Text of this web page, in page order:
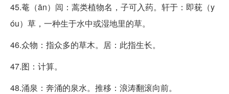
45.菴（ān）闾：蒿类植物名，子可入药。轩于：即莸（y
óu）草，一种生于水中或湿地里的草。
46.众物：指众多的草木。居：此指生长。
47.图：计算。
48.涌泉：奔涌的泉水。推移：浪涛翻滚向前。